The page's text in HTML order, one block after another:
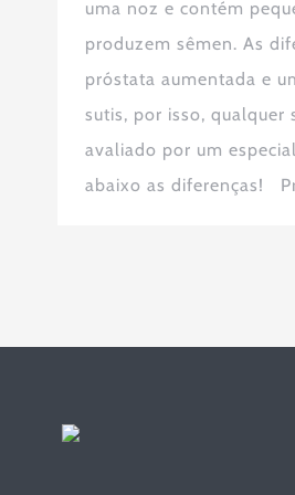
uma noz e contém
produzem sêmen. As
próstata aumentada e
sutis, por isso, qualquer
avaliado por um
abaixo as diferenças!